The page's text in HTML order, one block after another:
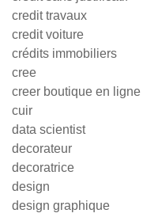
credit travaux
credit voiture
crédits immobiliers
cree
creer boutique en ligne
cuir
data scientist
decorateur
decoratrice
design
design graphique